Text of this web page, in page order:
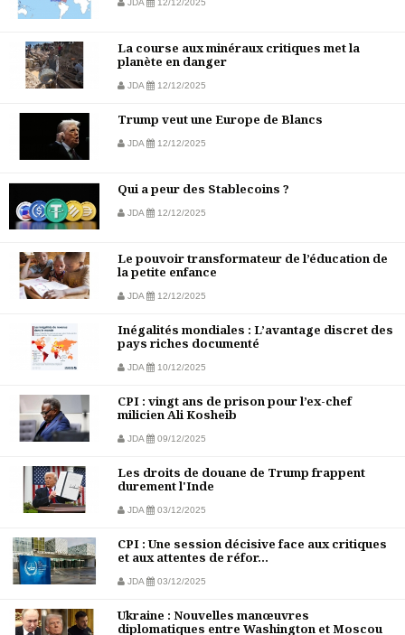
JDA 12/12/2025
La course aux minéraux critiques met la
planète en danger
JDA 12/12/2025
Trump veut une Europe de Blancs
JDA 12/12/2025
Qui a peur des Stablecoins ?
JDA 12/12/2025
Le pouvoir transformateur de l’éducation de
la petite enfance
JDA 12/12/2025
Inégalités mondiales : L’avantage discret des
pays riches documenté
JDA 10/12/2025
CPI : vingt ans de prison pour l’ex-chef
milicien Ali Kosheib
JDA 09/12/2025
Les droits de douane de Trump frappent
durement l'Inde
JDA 03/12/2025
CPI : Une session décisive face aux critiques
et aux attentes de réfor...
JDA 03/12/2025
Ukraine : Nouvelles manœuvres
diplomatiques entre Washington et Moscou